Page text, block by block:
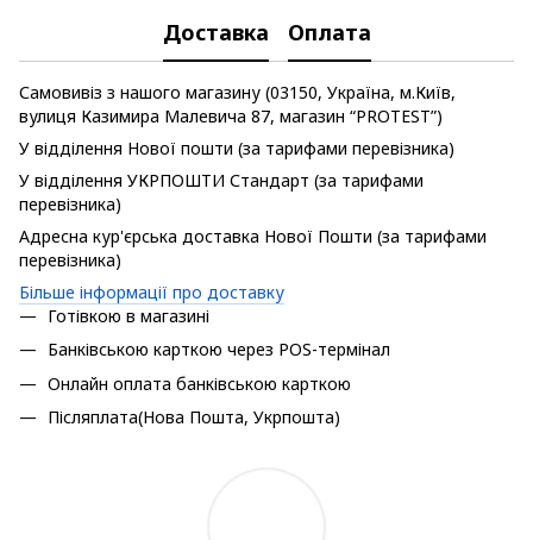
Доставка Оплата
Самовивіз з нашого магазину (03150, Україна, м.Київ,
вулиця Казимира Малевича 87, магазин “PROTEST”)
У відділення Нової пошти (за тарифами перевізника)
У відділення УКРПОШТИ Стандарт (за тарифами
перевізника)
Адресна кур'єрська доставка Нової Пошти (за тарифами
перевізника)
Більше інформації про доставку
Готівкою в магазині
Банківською карткою через POS-термінал
Онлайн оплата банківською карткою
Післяплата(Нова Пошта, Укрпошта)